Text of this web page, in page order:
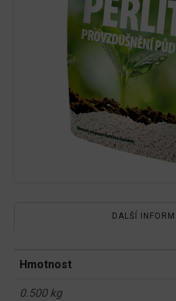
DALŠÍ
Hmotnost
0.500 kg